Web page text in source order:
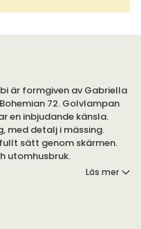
är formgiven av Gabriella
72. Golvlampan
en inbjudande känsla.
med detalj i mässing.
sätt genom skärmen.
utomhusbruk.
Läs mer